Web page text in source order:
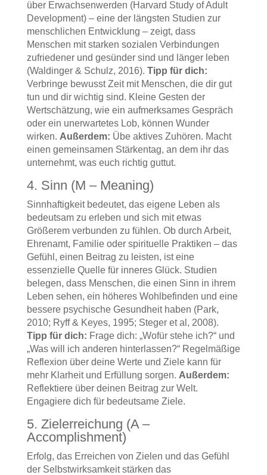
über Erwachsenwerden (Harvard Study of Adult
Development) – eine der längsten Studien zur
menschlichen Entwicklung – zeigt, dass
Menschen mit starken sozialen Verbindungen
zufriedener und gesünder sind und länger leben
(Waldinger & Schulz, 2016). Tipp für dich:
Verbringe bewusst Zeit mit Menschen, die dir gut
tun und dir wichtig sind. Kleine Gesten der
Wertschätzung, wie ein aufmerksames Gespräch
oder ein unerwartetes Lob, können Wunder
wirken. Außerdem: Übe aktives Zuhören. Macht
einen gemeinsamen Stärkentag, an dem ihr das
unternehmt, was euch richtig guttut.
4. Sinn (M – Meaning)
Sinnhaftigkeit bedeutet, das eigene Leben als
bedeutsam zu erleben und sich mit etwas
Größerem verbunden zu fühlen. Ob durch Arbeit,
Ehrenamt, Familie oder spirituelle Praktiken – das
Gefühl, einen Beitrag zu leisten, ist eine
essenzielle Quelle für inneres Glück. Studien
belegen, dass Menschen, die einen Sinn in ihrem
Leben sehen, ein höheres Wohlbefinden und eine
bessere psychische Gesundheit haben (Park,
2010; Ryff & Keyes, 1995; Steger et al, 2008).
Tipp für dich: Frage dich: „Wofür stehe ich?“ und
„Was will ich anderen hinterlassen?“ Regelmäßige
Reflexion über deine Werte und Ziele kann für
mehr Klarheit und Erfüllung sorgen. Außerdem:
Reflektiere über deinen Beitrag zur Welt.
Engagiere dich für bedeutsame Ziele.
5. Zielerreichung (A –
Accomplishment)
Erfolg, das Erreichen von Zielen und das Gefühl
der Selbstwirksamkeit stärken das